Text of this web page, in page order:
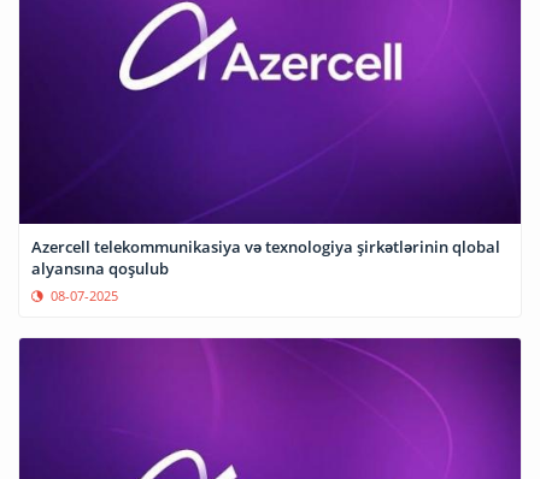
Azercell telekommunikasiya və texnologiya şirkətlərinin qlobal
alyansına qoşulub
08-07-2025